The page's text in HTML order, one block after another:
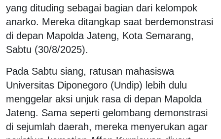
yang dituding sebagai bagian dari kelompok
anarko. Mereka ditangkap saat berdemonstrasi
di depan Mapolda Jateng, Kota Semarang,
Sabtu (30/8/2025).
Pada Sabtu siang, ratusan mahasiswa
Universitas Diponegoro (Undip) lebih dulu
menggelar aksi unjuk rasa di depan Mapolda
Jateng. Sama seperti gelombang demonstrasi
di sejumlah daerah, mereka menyerukan agar